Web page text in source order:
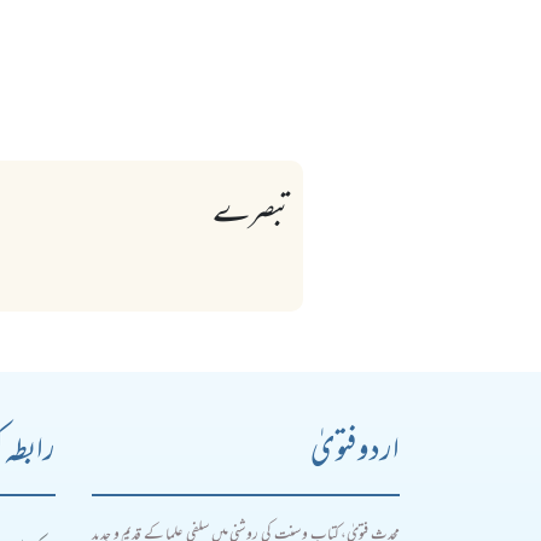
تبصرے
اردو فتویٰ